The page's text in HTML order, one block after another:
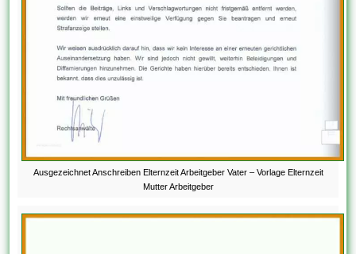
Ausgezeichnet Anschreiben Elternzeit Arbeitgeber Vater – Vorlage Elternzeit
Mutter Arbeitgeber